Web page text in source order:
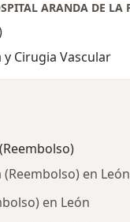
Cirugia Vascular
en León
en León